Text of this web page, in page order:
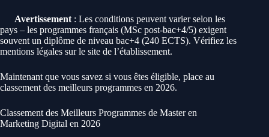
Avertissement : Les conditions peuvent varier selon les
pays – les programmes français (MSc post-bac+4/5) exigent
souvent un diplôme de niveau bac+4 (240 ECTS). Vérifiez les
mentions légales sur le site de l’établissement.
Maintenant que vous savez si vous êtes éligible, place au
classement des meilleurs programmes en 2026.
Classement des Meilleurs Programmes de Master en
Marketing Digital en 2026